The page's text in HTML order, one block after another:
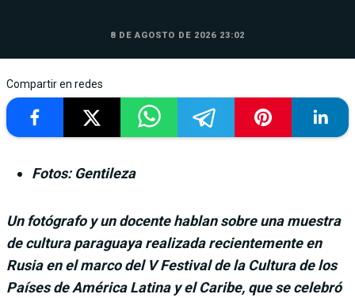
8 DE AGOSTO DE 2026 23:02
Compartir en redes
Fotos: Gentileza
Un fotógrafo y un docente hablan sobre una muestra
de cultura paraguaya realizada recientemente en
Rusia en el marco del V Festival de la Cultura de los
Países de América Latina y el Caribe, que se celebró